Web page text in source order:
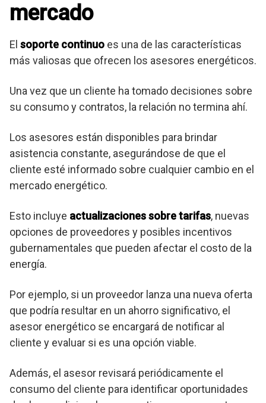
mercado
El soporte continuo es una de las características
más valiosas que ofrecen los asesores energéticos.
Una vez que un cliente ha tomado decisiones sobre
su consumo y contratos, la relación no termina ahí.
Los asesores están disponibles para brindar
asistencia constante, asegurándose de que el
cliente esté informado sobre cualquier cambio en el
mercado energético.
Esto incluye actualizaciones sobre tarifas, nuevas
opciones de proveedores y posibles incentivos
gubernamentales que pueden afectar el costo de la
energía.
Por ejemplo, si un proveedor lanza una nueva oferta
que podría resultar en un ahorro significativo, el
asesor energético se encargará de notificar al
cliente y evaluar si es una opción viable.
Además, el asesor revisará periódicamente el
consumo del cliente para identificar oportunidades